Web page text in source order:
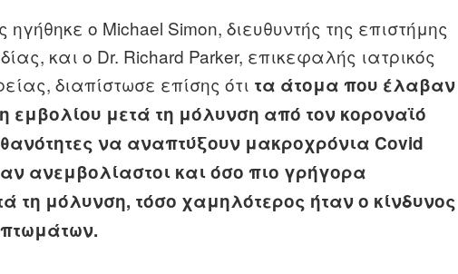
ο Michael Simon, διευθυντής της επιστήμης
και ο Dr. Richard Parker, επικεφαλής ιατρικός
διαπίστωσε επίσης ότι τα άτομα που έλαβαν
εμβολίου μετά τη μόλυνση από τον κοροναϊό
να αναπτύξουν μακροχρόνια Covid
ανεμβολίαστοι και όσο πιο γρήγορα
τη μόλυνση, τόσο χαμηλότερος ήταν ο κίνδυνος